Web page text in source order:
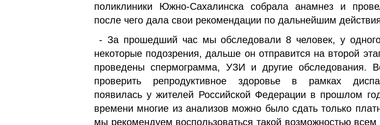
поликлиники Южно-Сахалинска собрала анамнез и
после чего дала свои рекомендации по дальнейшим
- За прошедший час мы обследовали 8 человек, у
некоторые подозрения, дальше он отправится на второй
проведены спермограмма, УЗИ и другие обследования.
проверить репродуктивное здоровье в рамках
появилась у жителей Российской Федерации в прошлом
времени многие из анализов можно было сдать только
мы рекомендуем воспользоваться такой возможностью всем